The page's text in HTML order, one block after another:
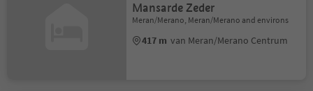
Mansarde Zeder
Meran/Merano, Meran/Merano and environs
417 m van Meran/Merano Centrum